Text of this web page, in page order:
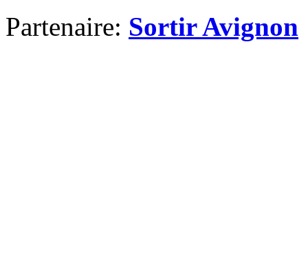
Partenaire: Sortir Avignon